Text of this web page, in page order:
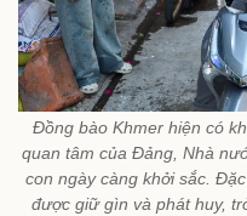
Đồng bào Khmer hiện có
quan tâm của Đảng, Nhà
con ngày càng khởi sắc.
được giữ gìn và phát huy,